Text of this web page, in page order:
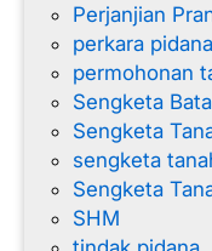
Perjanjian
perkara pidana
permohonan
Sengketa
Sengketa
sengketa
Sengketa
SHM